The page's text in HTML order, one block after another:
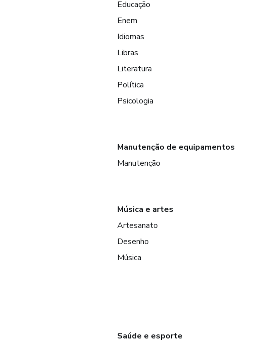
Educação
Enem
Idiomas
Libras
Literatura
Política
Psicologia
Manutenção de equipamentos
Manutenção
Música e artes
Artesanato
Desenho
Música
Saúde e esporte